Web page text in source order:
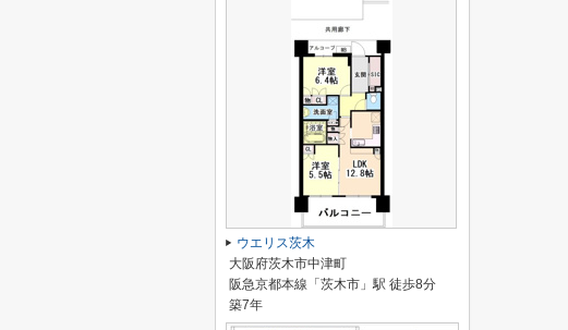
ウエリス茨木
大阪府茨木市中津町
阪急京都本線「茨木市」駅 徒歩8分
築7年